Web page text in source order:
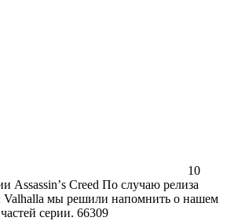
10
Assassinʼs Creed По случаю релиза
Valhalla мы решили напомнить о нашем
серии. 66309